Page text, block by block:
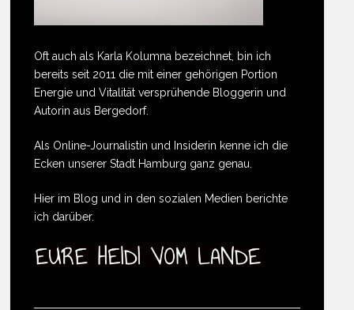
Oft auch als Karla Kolumna bezeichnet, bin ich
bereits seit 2011 die mit einer gehörigen Portion
Energie und Vitalität versprühende Bloggerin und
Autorin aus Bergedorf.
Als Online-Journalistin und Insiderin kenne ich die
Ecken unserer Stadt Hamburg ganz genau.
Hier im Blog und in den sozialen Medien berichte
ich darüber.